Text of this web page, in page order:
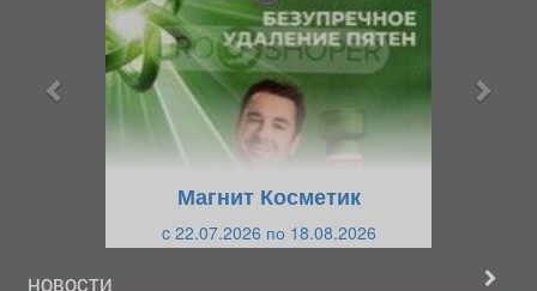
Магнит Косметик
c 22.07.2026 по 18.08.2026
НОВОСТИ